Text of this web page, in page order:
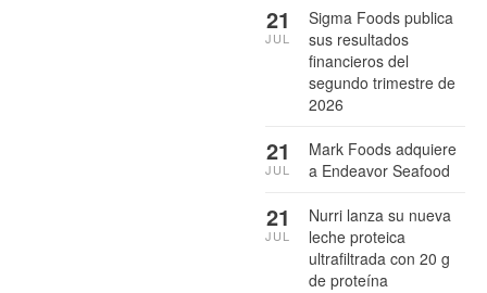
Sigma Foods publica
sus resultados
financieros del
segundo trimestre de
2026
21
JUL
Mark Foods adquiere
a Endeavor Seafood
21
JUL
Nurri lanza su nueva
leche proteica
ultrafiltrada con 20 g
de proteína
21
JUL